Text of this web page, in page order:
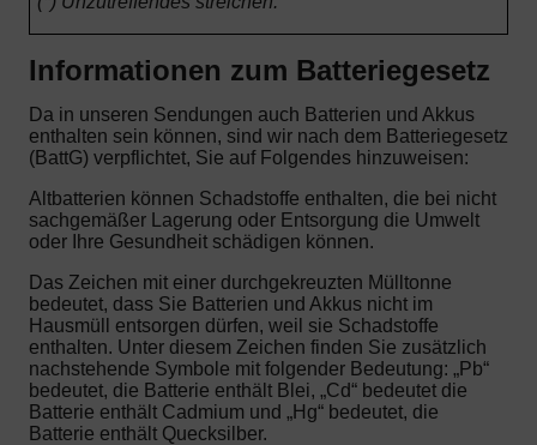
Informationen zum Batteriegesetz
Da in unseren Sendungen auch Batterien und Akkus
enthalten sein können, sind wir nach dem Batteriegesetz
(BattG) verpflichtet, Sie auf Folgendes hinzuweisen:
Altbatterien können Schadstoffe enthalten, die bei nicht
sachgemäßer Lagerung oder Entsorgung die Umwelt
oder Ihre Gesundheit schädigen können.
Das Zeichen mit einer durchgekreuzten Mülltonne
bedeutet, dass Sie Batterien und Akkus nicht im
Hausmüll entsorgen dürfen, weil sie Schadstoffe
enthalten. Unter diesem Zeichen finden Sie zusätzlich
nachstehende Symbole mit folgender Bedeutung: „Pb“
bedeutet, die Batterie enthält Blei, „Cd“ bedeutet die
Batterie enthält Cadmium und „Hg“ bedeutet, die
Batterie enthält Quecksilber.